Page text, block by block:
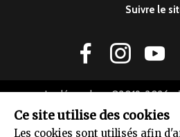
Ce site utilise des cookies
Les cookies sont utilisés afin
Suivre le
Le dépuncheur ©2019-2026 -